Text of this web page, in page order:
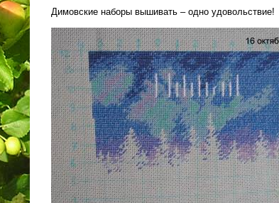
Димовские наборы вышивать – одно удовольствие!